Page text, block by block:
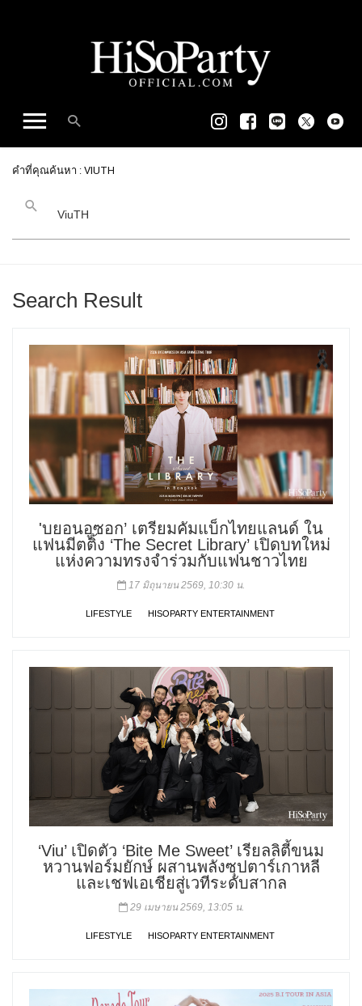
คำที่คุณค้นหา : VIUTH
Search Result
'บยอนอูซอก’ เตรียมคัมแบ็กไทยแลนด์ ใน
แฟนมีตติ้ง ‘The Secret Library’ เปิดบทใหม่
แห่งความทรงจำร่วมกับแฟนชาวไทย
17 มิถุนายน 2569, 10:30 น.
LIFESTYLE HISOPARTY ENTERTAINMENT
‘Viu’ เปิดตัว ‘Bite Me Sweet’ เรียลลิตี้ขนม
หวานฟอร์มยักษ์ ผสานพลังซุปตาร์เกาหลี
และเชฟเอเชียสู่เวทีระดับสากล
29 เมษายน 2569, 13:05 น.
LIFESTYLE HISOPARTY ENTERTAINMENT